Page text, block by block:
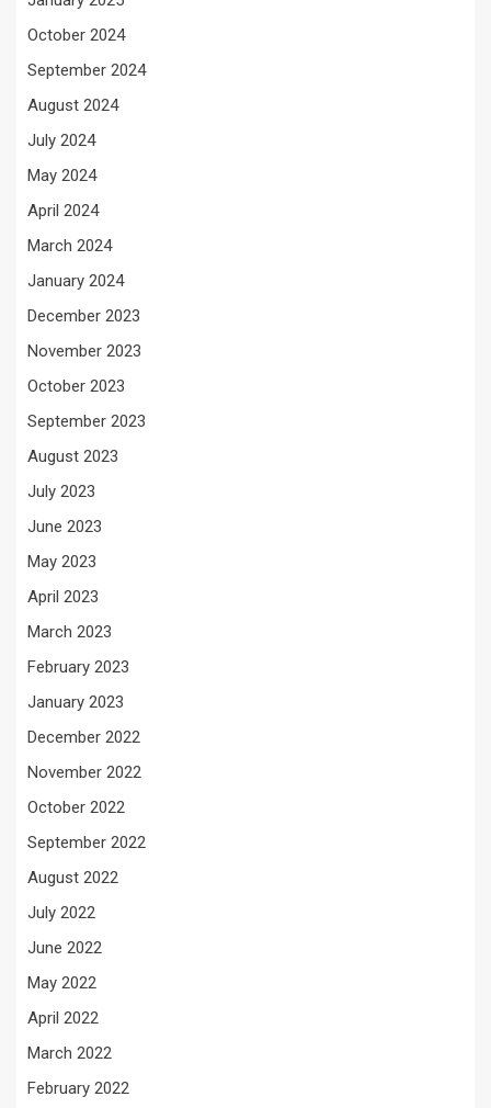
October 2024
September 2024
August 2024
July 2024
May 2024
April 2024
March 2024
January 2024
December 2023
November 2023
October 2023
September 2023
August 2023
July 2023
June 2023
May 2023
April 2023
March 2023
February 2023
January 2023
December 2022
November 2022
October 2022
September 2022
August 2022
July 2022
June 2022
May 2022
April 2022
March 2022
February 2022